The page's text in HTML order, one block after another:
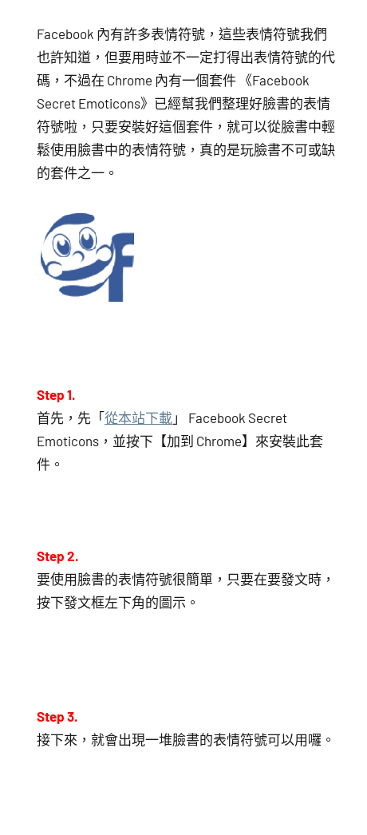
芋
Facebook 內有許多表情符號，這些表情符號我們
也許知道，但要用時並不一定打得出表情符號的代
碼，不過在 Chrome 內有一個套件 《Facebook
Secret Emoticons》已經幫我們整理好臉書的表情
符號啦，只要安裝好這個套件，就可以從臉書中輕
鬆使用臉書中的表情符號，真的是玩臉書不可或缺
的套件之一。
Step 1.
首先，先「從本站下載 」 Facebook Secret
Emoticons，並按下【加到 Chrome】來安裝此套
件。
Step 2.
要使用臉書的表情符號很簡單，只要在要發文時，
按下發文框左下角的圖示。
Step 3.
接下來，就會出現一堆臉書的表情符號可以用囉。